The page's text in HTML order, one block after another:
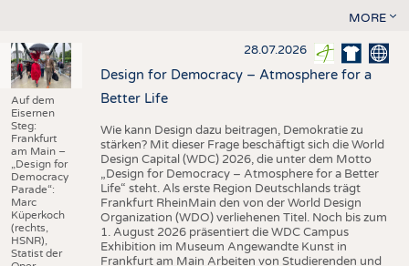
MORE
Auf dem
Eisernen
Steg:
Frankfurt
am Main –
„Design for
Democracy
Parade“:
Marc
Küperkoch
(rechts,
HSNR),
Statist der
28.07.2026
Design for Democracy – Atmosphere for a
Better Life
Wie kann Design dazu beitragen, Demokratie zu
stärken? Mit dieser Frage beschäftigt sich die World
Design Capital (WDC) 2026, die unter dem Motto
„Design for Democracy – Atmosphere for a Better
Life“ steht. Als erste Region Deutschlands trägt
Frankfurt RheinMain den von der World Design
Organization (WDO) verliehenen Titel. Noch bis zum
1. August 2026 präsentiert die WDC Campus
Exhibition im Museum Angewandte Kunst in
Frankfurt am Main Arbeiten von Studierenden und